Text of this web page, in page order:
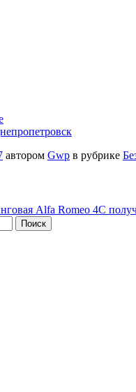
автором Gwp в рубрике
Alfa Romeo 4C